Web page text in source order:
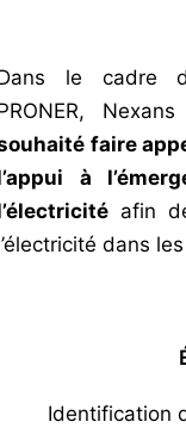
le cadre
faire
à
afin de
dans
Identification